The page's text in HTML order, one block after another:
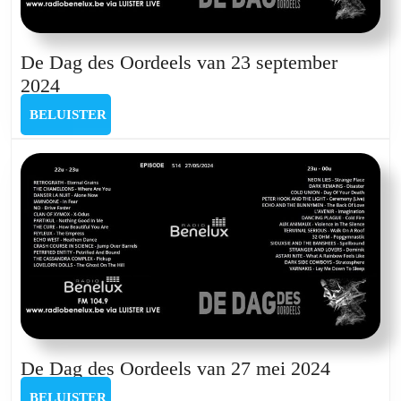
De Dag des Oordeels van 23 september
2024De
Dag
des
Oordeels
van
23
september
2024
BELUISTER
De Dag des Oordeels van 27 mei 2024De
BELUISTER